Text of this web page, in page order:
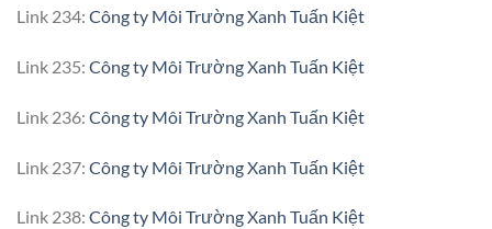
Link 234: Công ty Môi Trường Xanh Tuấn Kiệt
Link 235: Công ty Môi Trường Xanh Tuấn Kiệt
Link 236: Công ty Môi Trường Xanh Tuấn Kiệt
Link 237: Công ty Môi Trường Xanh Tuấn Kiệt
Link 238: Công ty Môi Trường Xanh Tuấn Kiệt